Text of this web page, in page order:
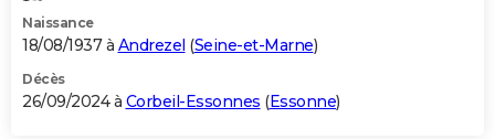
Naissance
18/08/1937 à Andrezel (Seine-et-Marne)
Décès
26/09/2024 à Corbeil-Essonnes (Essonne)